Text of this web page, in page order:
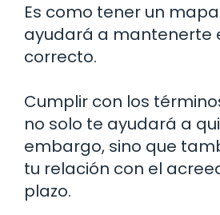
Es como tener un
ayudará a mantenerte
correcto.
Cumplir con los
no solo te ayudará a
embargo, sino que
tu relación con el
plazo.